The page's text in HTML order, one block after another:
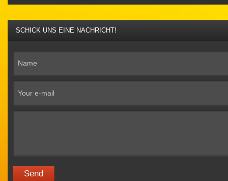
SCHICK UNS EINE NACHRICHT!
Send